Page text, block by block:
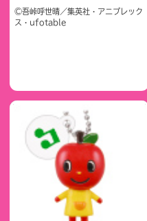
©吾峠呼世晴／集英社・アニプレック
ス・ufotable